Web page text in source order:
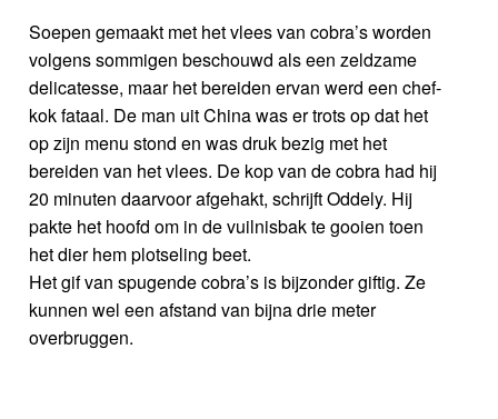
Soepen gemaakt met het vlees van cobra’s worden
volgens sommigen beschouwd als een zeldzame
delicatesse, maar het bereiden ervan werd een chef-
kok fataal. De man uit China was er trots op dat het
op zijn menu stond en was druk bezig met het
bereiden van het vlees. De kop van de cobra had hij
20 minuten daarvoor afgehakt, schrijft Oddely. Hij
pakte het hoofd om in de vuilnisbak te gooien toen
het dier hem plotseling beet.
Het gif van spugende cobra’s is bijzonder giftig. Ze
kunnen wel een afstand van bijna drie meter
overbruggen.